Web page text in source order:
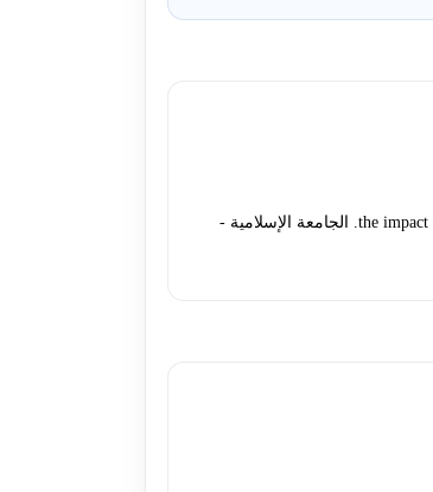
الخطيب, امل سعدي سعدي عزات (2017). the impact of using the differentiated instruction approach on developing concesses in science among fith graders. الجامعة الإسلامية -